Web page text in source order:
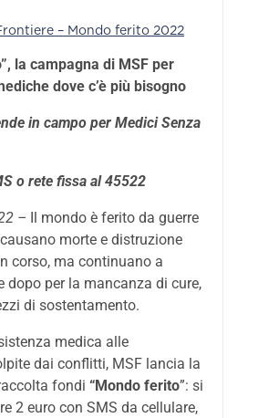
– Mondo ferito 2022
la campagna di MSF per
dove c’è più bisogno
in campo per Medici Senza
o rete fissa al 45522
–
Il mondo è ferito da guerre
morte e distruzione
corso, ma continuano a
dopo per la mancanza di cure,
di sostentamento.
medica alle
dai conflitti, MSF lancia la
fondi “Mondo ferito”: si
2 euro con SMS da cellulare,